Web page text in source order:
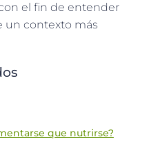
el fin de entender
un contexto más
que nutrirse?